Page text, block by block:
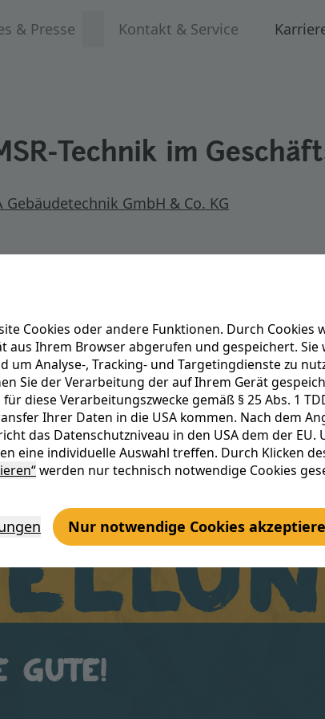
Cookies oder andere Funktionen. Durch
aus Ihrem Browser abgerufen und gespeichert.
um Analyse-, Tracking- und Targetingdienste zu
Sie der Verarbeitung der auf Ihrem Gerät
diese Verarbeitungszwecke gemäß § 25 Abs. 1
Ihrer Daten in die USA kommen. Nach dem
das Datenschutzniveau in den USA dem der EU.
eine individuelle Auswahl treffen. Durch Klicken
werden nur technisch notwendige Cookies
Nur notwendige Cookies
& Presse Kontakt & Service
Technik im
Gebäudetechnik GmbH & Co. KG
Gute!